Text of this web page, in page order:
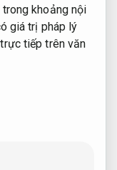
trong khoảng nội
giá trị pháp lý
tiếp trên văn